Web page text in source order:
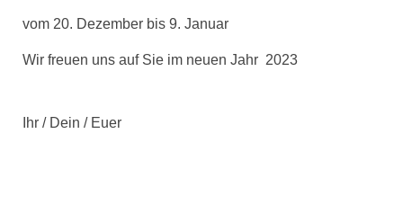
vom 20. Dezember bis 9. Januar
Wir freuen uns auf Sie im neuen Jahr 2023
Ihr / Dein / Euer